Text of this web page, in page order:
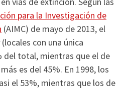
para la Investigación de
(AIMC) de mayo de 2013, el
(locales con una única
del total, mientras que el de
es del 45%. En 1998, los
el 53%, mientras que los de